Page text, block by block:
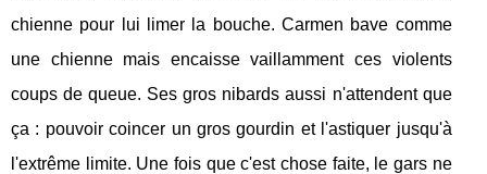
chienne pour lui limer la bouche. Carmen bave comme
une chienne mais encaisse vaillamment ces violents
coups de queue. Ses gros nibards aussi n'attendent que
ça : pouvoir coincer un gros gourdin et l'astiquer jusqu'à
l'extrême limite. Une fois que c'est chose faite, le gars ne